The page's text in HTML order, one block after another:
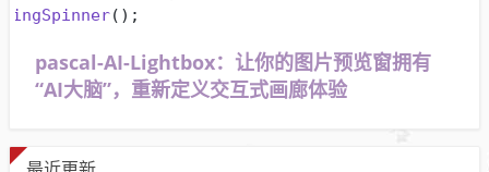
pascal-AI-Lightbox：让你的图片预览窗拥有
“AI大脑”，重新定义交互式画廊体验